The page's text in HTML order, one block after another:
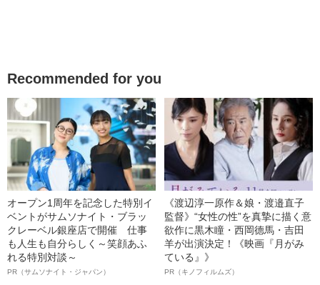
Recommended for you
オープン1周年を記念した特別イ
ベントがサムソナイト・ブラッ
クレーベル銀座店で開催 仕事
も人生も自分らしく～笑顔あふ
れる特別対談～
PR（サムソナイト・ジャパン）
《渡辺淳一原作＆娘・渡邉直子
監督》“女性の性”を真摯に描く意
欲作に黒木瞳・西岡德馬・吉田
羊が出演決定！《映画『月がみ
ている』》
PR（キノフィルムズ）